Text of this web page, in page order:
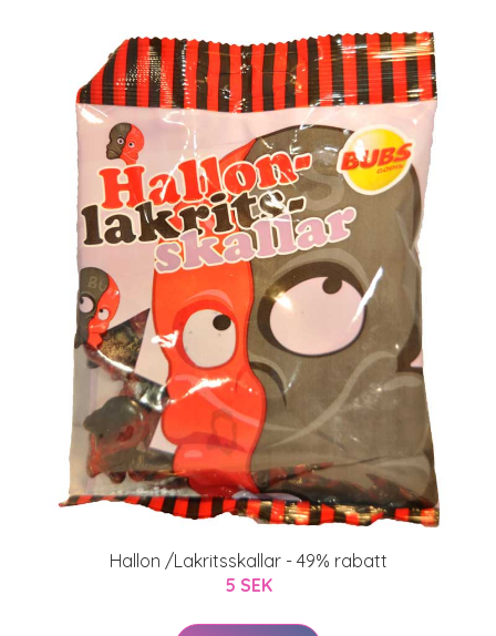
Hallon /Lakritsskallar - 49% rabatt
5 SEK